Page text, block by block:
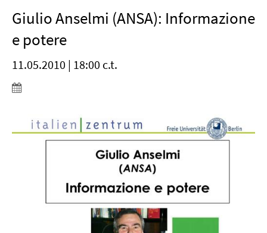
Giulio Anselmi (ANSA): Informazione
e potere
11.05.2010 | 18:00 c.t.